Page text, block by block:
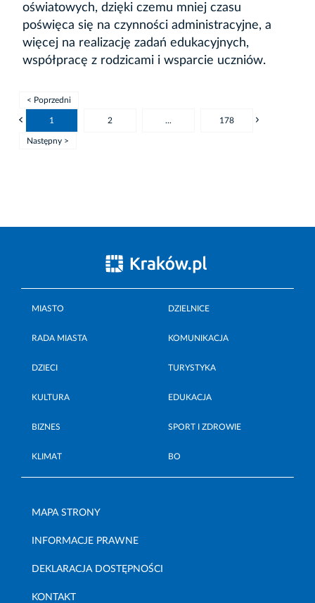
oświatowych, dzięki czemu mniej czasu
poświęca się na czynności administracyjne, a
więcej na realizację zadań edukacyjnych,
współpracę z rodzicami i wsparcie uczniów.
< Poprzedni
1 2 ... 178
Następny >
MIASTO DZIELNICE
RADA MIASTA KOMUNIKACJA
DZIECI TURYSTYKA
KULTURA EDUKACJA
BIZNES SPORT I ZDROWIE
KLIMAT BO
MAPA STRONY
INFORMACJE PRAWNE
DEKLARACJA DOSTĘPNOŚCI
KONTAKT